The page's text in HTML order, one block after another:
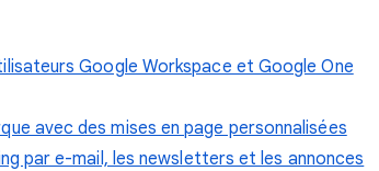
Google Workspace et Google One
avec des mises en page personnalisées
par e-mail, les newsletters et les annonces